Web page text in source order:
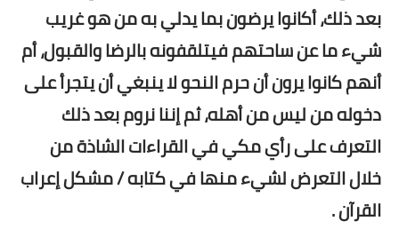
بعد ذلك، أكانوا يرضون بما يدلي به من هو غريب
شيء ما عن ساحتهم فيتلقفونه بالرضا والقبول، أم
أنهم كانوا يرون أن حرم النحو لا ينبغي أن يتجرأ على
دخوله من ليس من أهله، ثم إننا نروم بعد ذلك
التعرف على رأي مكي في القراءات الشاذة من
خلال التعرض لشيء منها في كتابه / مشكل إعراب
القرآن .